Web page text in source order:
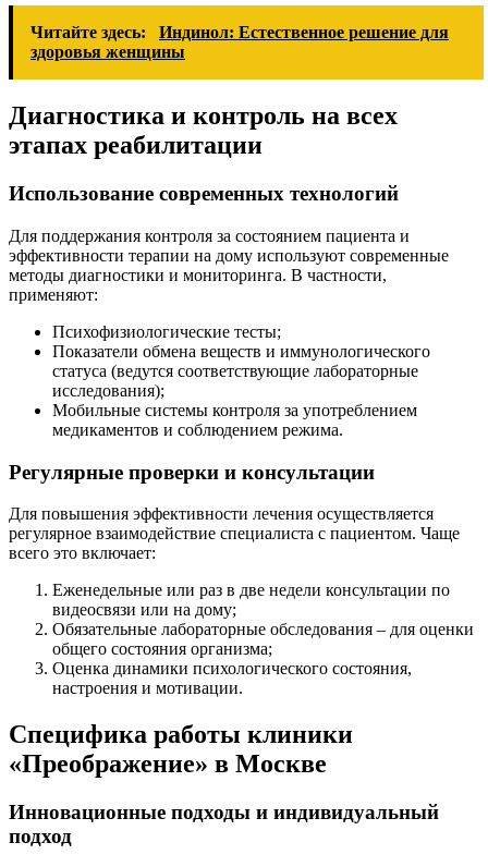
Читайте здесь:
Индинол: Естественное решение для
здоровья женщины
Диагностика и контроль на всех
этапах реабилитации
Использование современных технологий
Для поддержания контроля за состоянием пациента и
эффективности терапии на дому используют современные
методы диагностики и мониторинга. В частности,
применяют:
Психофизиологические тесты;
Показатели обмена веществ и иммунологического
статуса (ведутся соответствующие лабораторные
исследования);
Мобильные системы контроля за употреблением
медикаментов и соблюдением режима.
Регулярные проверки и консультации
Для повышения эффективности лечения осуществляется
регулярное взаимодействие специалиста с пациентом. Чаще
всего это включает:
Еженедельные или раз в две недели консультации по
видеосвязи или на дому;
Обязательные лабораторные обследования – для оценки
общего состояния организма;
Оценка динамики психологического состояния,
настроения и мотивации.
Специфика работы клиники
«Преображение» в Москве
Инновационные подходы и индивидуальный
подход